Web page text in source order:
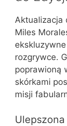
Aktualizacja
Miles
rozgrywce.
poprawioną
skórkami
misji